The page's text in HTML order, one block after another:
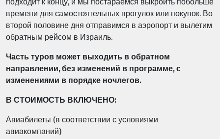
времени для самостоятельных прогулок или покупок. Во
второй половине дня отправимся в аэропорт и вылетим
обратным рейсом в Израиль.
Часть туров может выходить в обратном
направлении, без изменений в программе, с
изменениями в порядке ночлегов.
В СТОИМОСТЬ ВКЛЮЧЕНО:
Авиабилеты (в соответствии с условиями
авиакомпаний)